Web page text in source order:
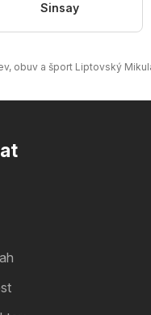
Sinsay
obuv a šport Liptovský